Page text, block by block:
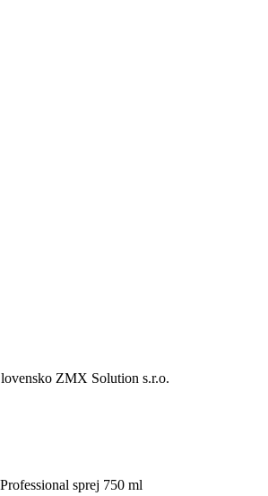
ZMX Solution s.r.o.
sprej 750 ml